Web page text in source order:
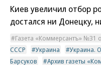
Киев увеличил отбор
достался ни Донецку,
Газета «Коммерсантъ» №31
СССР
Украина Украина.
Барсуков
Архив газеты